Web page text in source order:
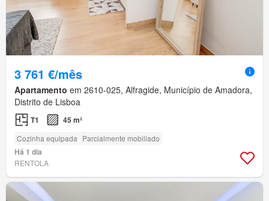
3 761 €/mês
Apartamento em 2610-025, Alfragide, Município de Amadora,
Distrito de Lisboa
T1 45 m²
Cozinha equipada Parcialmente mobiliado
Há 1 dia
RENTOLA